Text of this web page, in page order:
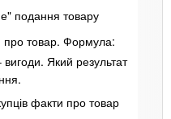
подання товару
про товар. Формула:
Який результат
факти про товар